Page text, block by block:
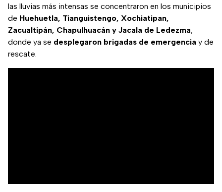
las lluvias más intensas se concentraron en los municipios
de Huehuetla, Tianguistengo, Xochiatipan,
Zacualtipán, Chapulhuacán y Jacala de Ledezma,
donde ya se desplegaron brigadas de emergencia y de
rescate.